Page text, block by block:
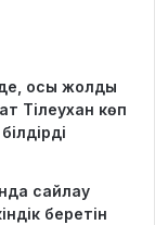
де, осы жолды
Тілеухан көп
сайлау
беретін